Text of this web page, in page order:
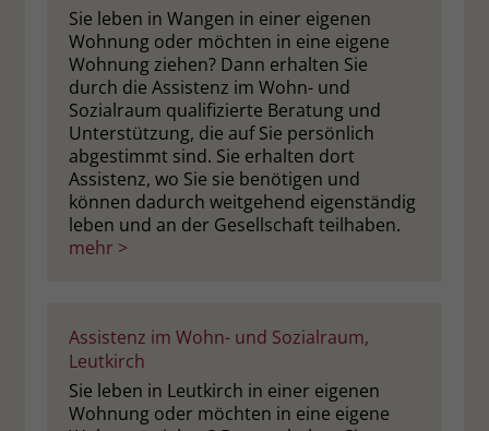
Sie leben in Wangen in einer eigenen
Wohnung oder möchten in eine eigene
Wohnung ziehen? Dann erhalten Sie
durch die Assistenz im Wohn- und
Sozialraum qualifizierte Beratung und
Unterstützung, die auf Sie persönlich
abgestimmt sind. Sie erhalten dort
Assistenz, wo Sie sie benötigen und
können dadurch weitgehend eigenständig
leben und an der Gesellschaft teilhaben.
mehr >
Assistenz im Wohn- und Sozialraum,
Leutkirch
Sie leben in Leutkirch in einer eigenen
Wohnung oder möchten in eine eigene